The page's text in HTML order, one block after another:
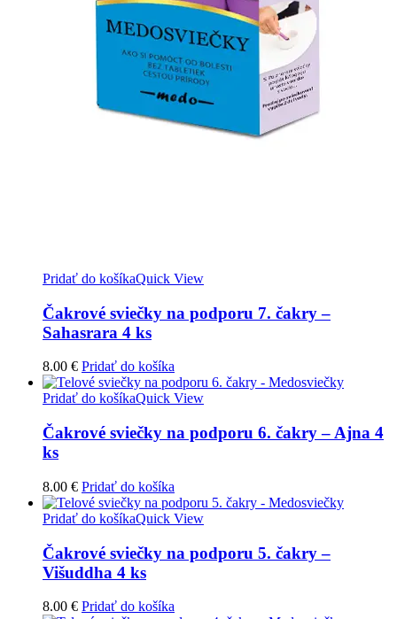
Pridať do košíkaQuick View
Čakrové sviečky na podporu 7. čakry –
Sahasrara 4 ks
8.00 € Pridať do košíka
Pridať do košíkaQuick View
Čakrové sviečky na podporu 6. čakry – Ajna 4
ks
8.00 € Pridať do košíka
Pridať do košíkaQuick View
Čakrové sviečky na podporu 5. čakry –
Višuddha 4 ks
8.00 € Pridať do košíka